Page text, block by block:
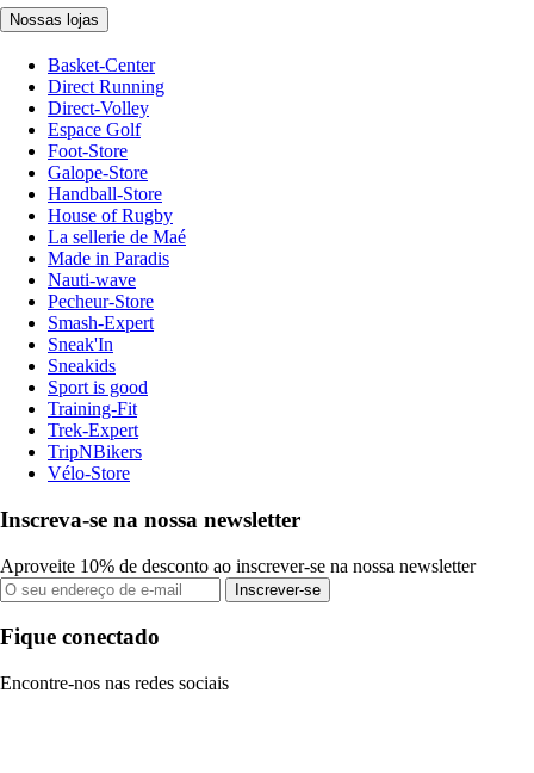
Nossas lojas
Basket-Center
Direct Running
Direct-Volley
Espace Golf
Foot-Store
Galope-Store
Handball-Store
House of Rugby
La sellerie de Maé
Made in Paradis
Nauti-wave
Pecheur-Store
Smash-Expert
Sneak'In
Sneakids
Sport is good
Training-Fit
Trek-Expert
TripNBikers
Vélo-Store
Inscreva-se na nossa newsletter
Aproveite 10% de desconto ao inscrever-se na nossa newsletter
Inscrever-se
Fique conectado
Encontre-nos nas redes sociais